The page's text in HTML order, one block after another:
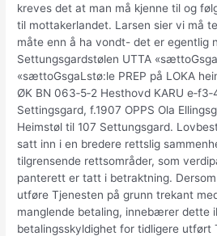
kreves det at man må kjenne til og
til mottakerlandet. Larsen sier vi må
måte enn å ha vondt- det er egentlig
Settungsgardstølen UTTA
«sættoGsgaLstø:le PREP på LOKA
ØK BN 063‑5‑2 Hesthovd KARU
Settingsgard, f.1907 OPPS Ola
Heimstøl til 107 Settungsgard.
satt inn i en bredere rettslig
tilgrensende rettsområder, som
panterett er tatt i betraktning.
utføre Tjenesten på grunn trekant
manglende betaling, innebærer dette
betalingsskyldighet for tidligere utført